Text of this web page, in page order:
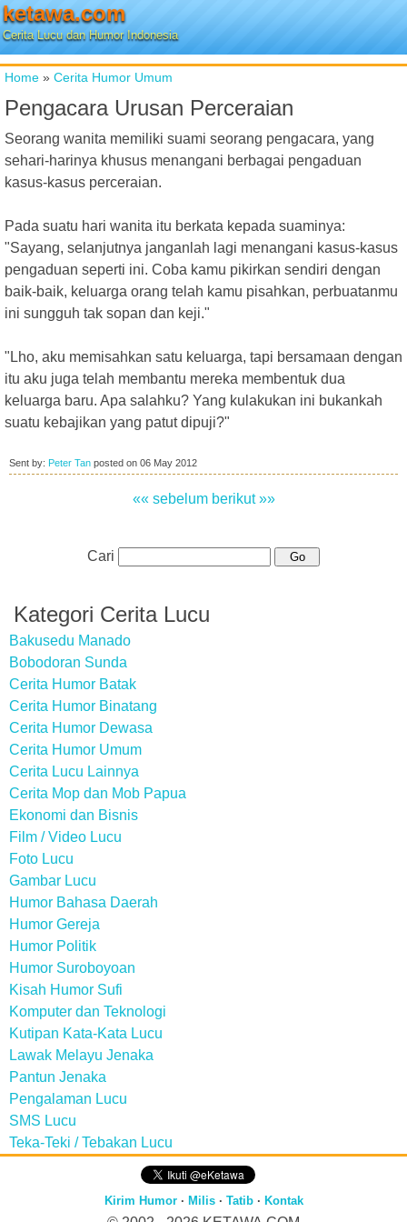
ketawa.com
Cerita Lucu dan Humor Indonesia
Home » Cerita Humor Umum
Pengacara Urusan Perceraian
Seorang wanita memiliki suami seorang pengacara, yang
sehari-harinya khusus menangani berbagai pengaduan
kasus-kasus perceraian.
Pada suatu hari wanita itu berkata kepada suaminya:
"Sayang, selanjutnya janganlah lagi menangani kasus-kasus
pengaduan seperti ini. Coba kamu pikirkan sendiri dengan
baik-baik, keluarga orang telah kamu pisahkan, perbuatanmu
ini sungguh tak sopan dan keji."
"Lho, aku memisahkan satu keluarga, tapi bersamaan dengan
itu aku juga telah membantu mereka membentuk dua
keluarga baru. Apa salahku? Yang kulakukan ini bukankah
suatu kebajikan yang patut dipuji?"
Sent by: Peter Tan posted on 06 May 2012
«« sebelum berikut »»
Cari
Kategori Cerita Lucu
Bakusedu Manado
Bobodoran Sunda
Cerita Humor Batak
Cerita Humor Binatang
Cerita Humor Dewasa
Cerita Humor Umum
Cerita Lucu Lainnya
Cerita Mop dan Mob Papua
Ekonomi dan Bisnis
Film / Video Lucu
Foto Lucu
Gambar Lucu
Humor Bahasa Daerah
Humor Gereja
Humor Politik
Humor Suroboyoan
Kisah Humor Sufi
Komputer dan Teknologi
Kutipan Kata-Kata Lucu
Lawak Melayu Jenaka
Pantun Jenaka
Pengalaman Lucu
SMS Lucu
Teka-Teki / Tebakan Lucu
Kirim Humor· Milis· Tatib· Kontak